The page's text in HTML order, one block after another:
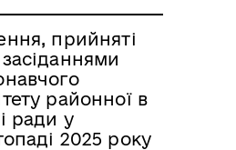
прийняті
районної в
ради у
2025 року